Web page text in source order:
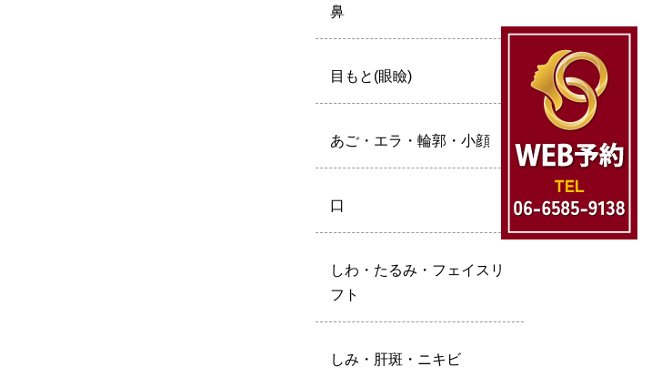
鼻
目もと(眼瞼)
あご・エラ・輪郭・小顔
口
しわ・たるみ・フェイスリ
フト
しみ・肝斑・ニキビ